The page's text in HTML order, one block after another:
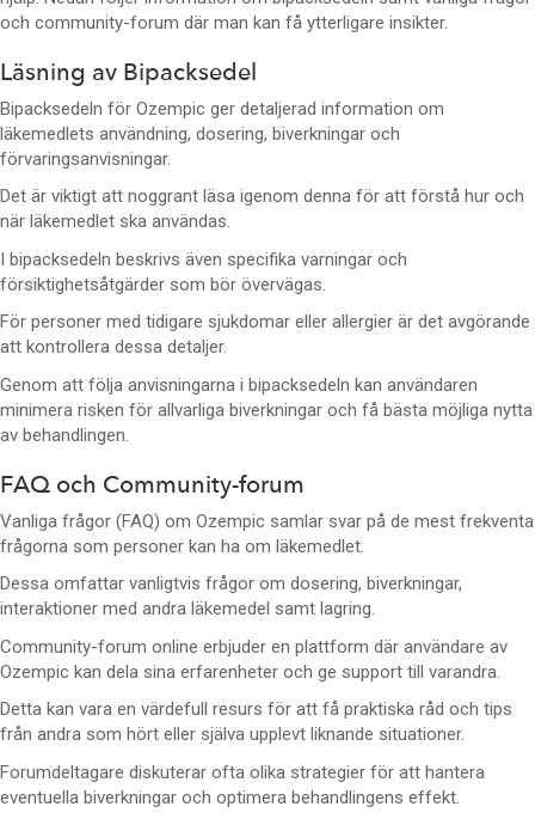
och community-forum där man kan få ytterligare insikter.
Läsning av Bipacksedel
Bipacksedeln för Ozempic ger detaljerad information om
läkemedlets användning, dosering, biverkningar och
förvaringsanvisningar.
Det är viktigt att noggrant läsa igenom denna för att förstå hur och
när läkemedlet ska användas.
I bipacksedeln beskrivs även specifika varningar och
försiktighetsåtgärder som bör övervägas.
För personer med tidigare sjukdomar eller allergier är det avgörande
att kontrollera dessa detaljer.
Genom att följa anvisningarna i bipacksedeln kan användaren
minimera risken för allvarliga biverkningar och få bästa möjliga nytta
av behandlingen.
FAQ och Community-forum
Vanliga frågor (FAQ) om Ozempic samlar svar på de mest frekventa
frågorna som personer kan ha om läkemedlet.
Dessa omfattar vanligtvis frågor om dosering, biverkningar,
interaktioner med andra läkemedel samt lagring.
Community-forum online erbjuder en plattform där användare av
Ozempic kan dela sina erfarenheter och ge support till varandra.
Detta kan vara en värdefull resurs för att få praktiska råd och tips
från andra som hört eller själva upplevt liknande situationer.
Forumdeltagare diskuterar ofta olika strategier för att hantera
eventuella biverkningar och optimera behandlingens effekt.